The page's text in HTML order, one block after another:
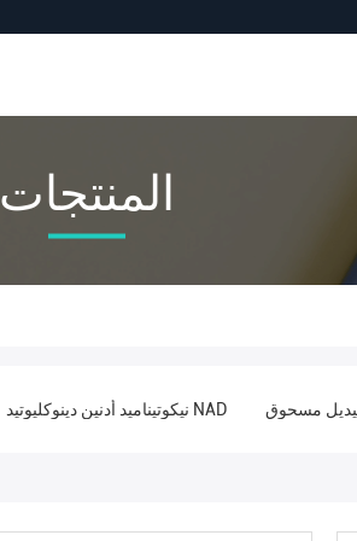
المنتجات
نيكوتيناميد أدنين دينوكليوتيد NAD مسحوق